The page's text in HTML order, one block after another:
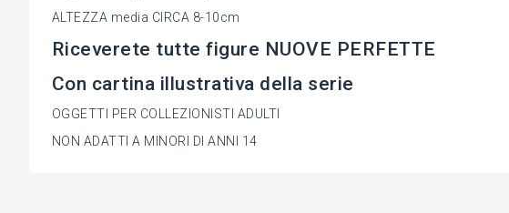
ALTEZZA media CIRCA 8-10cm
Riceverete tutte figure NUOVE PERFETTE
Con cartina illustrativa della serie
OGGETTI PER COLLEZIONISTI ADULTI
NON ADATTI A MINORI DI ANNI 14